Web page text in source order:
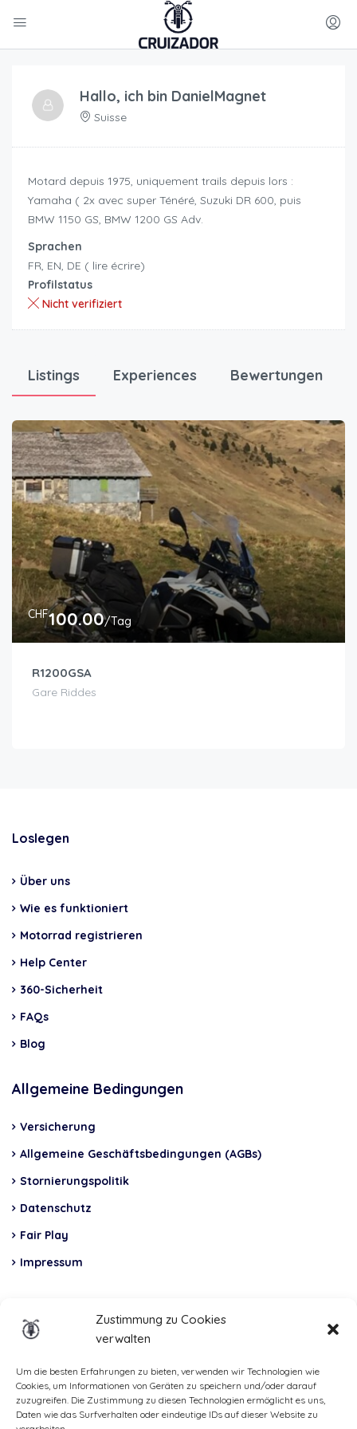
Zustimmung zu Cookies
verwalten
Um die besten Erfahrungen zu bieten, verwenden wir Technologien wie
Cookies, um Informationen von Geräten zu speichern und/oder darauf
zuzugreifen. Die Zustimmung zu diesen Technologien ermöglicht es uns,
Daten wie das Surfverhalten oder eindeutige IDs auf dieser Website zu
Hallo, ich bin DanielMagnet
Suisse
Motard depuis 1975, uniquement trails depuis lors :
Yamaha ( 2x avec super Ténéré, Suzuki DR 600, puis
BMW 1150 GS, BMW 1200 GS Adv.
Sprachen
FR, EN, DE ( lire écrire)
Profilstatus
Nicht verifiziert
Listings Experiences Bewertungen
CHF100.00/Tag
R1200GSA
Gare Riddes
Loslegen
Über uns
Wie es funktioniert
Motorrad registrieren
Help Center
360-Sicherheit
FAQs
Blog
Allgemeine Bedingungen
Versicherung
Allgemeine Geschäftsbedingungen (AGBs)
Stornierungspolitik
Datenschutz
Fair Play
Impressum
Total Casco, Partner
Methods
of
payment